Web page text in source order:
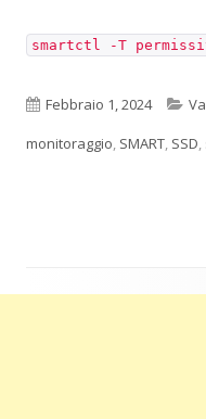
smartctl -T
Pubblicato
Febbraio 1, 2024
monitoraggio SMART SSD